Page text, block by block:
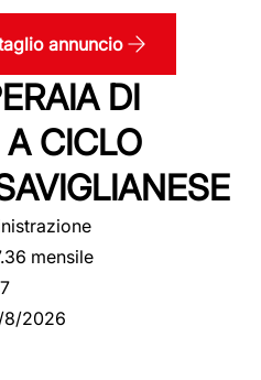
annuncio
DI
CICLO
mensile
8/2026